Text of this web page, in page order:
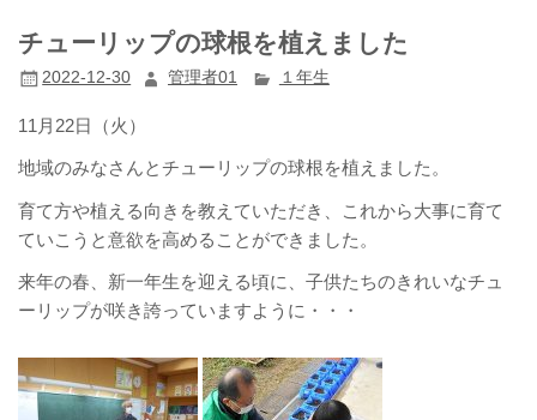
チューリップの球根を植えました
2022-12-30 管理者01 １年生
11月22日（火）
地域のみなさんとチューリップの球根を植えました。
育て方や植える向きを教えていただき、これから大事に育て
ていこうと意欲を高めることができました。
来年の春、新一年生を迎える頃に、子供たちのきれいなチュ
ーリップが咲き誇っていますように・・・